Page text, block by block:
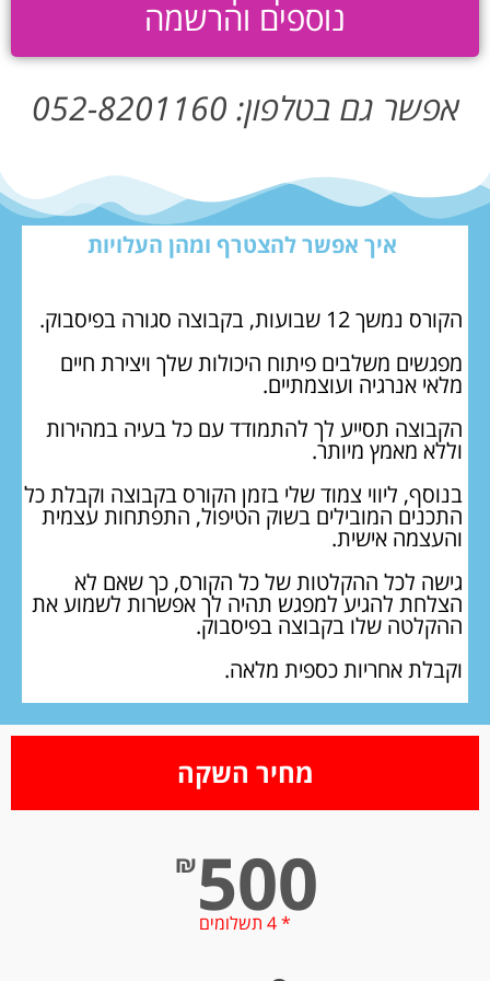
נוספים והרשמה
אפשר גם בטלפון: 052-8201160
איך אפשר להצטרף ומהן העלויות
הקורס נמשך 12 שבועות, בקבוצה סגורה בפיסבוק.
מפגשים משלבים פיתוח היכולות שלך ויצירת חיים
מלאי אנרגיה ועוצמתיים.
הקבוצה תסייע לך להתמודד עם כל בעיה במהירות
וללא מאמץ מיותר.
בנוסף, ליווי צמוד שלי בזמן הקורס בקבוצה וקבלת כל
התכנים המובילים בשוק הטיפול, התפתחות עצמית
והעצמה אישית.
גישה לכל ההקלטות של כל הקורס, כך שאם לא
הצלחת להגיע למפגש תהיה לך אפשרות לשמוע את
ההקלטה שלו בקבוצה בפיסבוק.
וקבלת אחריות כספית מלאה.
מחיר השקה
₪500
* 4 תשלומים